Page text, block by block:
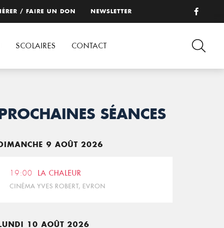
/ FAIRE UN DON NEWSLETTER
SCOLAIRES CONTACT
SÉANCES
9 AOÛT 2026
19:00 LA CHALEUR
CINÉMA YVES ROBERT, EVRON
10 AOÛT 2026